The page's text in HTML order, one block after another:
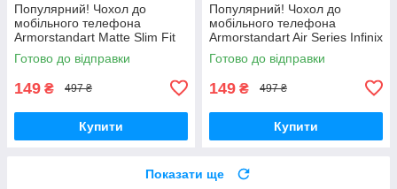
Популярний! Чохол до
мобільного телефона
Armorstandart Matte Slim Fit
Nokia С21 Plus Black
(ARM62194) - Краща якість
Готово до відправки
149 ₴ 497 ₴
Купити
Популярний! Чохол до
мобільного телефона
Armorstandart Air Series Infinix
Hot 30i (X669) / Hot 30i NFC
(X669D) Camera cover
Готово до відправки
149 ₴ 497 ₴
Купити
Показати ще